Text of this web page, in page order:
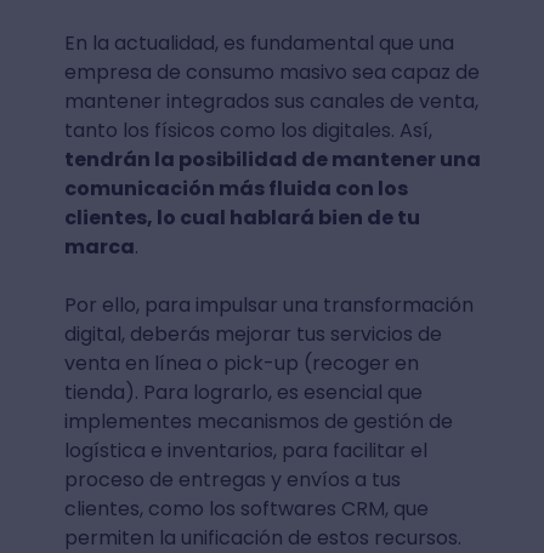
En la actualidad, es fundamental que una
empresa de consumo masivo sea capaz de
mantener integrados sus canales de venta,
tanto los físicos como los digitales. Así,
tendrán la posibilidad de mantener una
comunicación más fluida con los
clientes, lo cual hablará bien de tu
marca.
Por ello, para impulsar una transformación
digital, deberás mejorar tus servicios de
venta en línea o pick-up (recoger en
tienda). Para lograrlo, es esencial que
implementes mecanismos de gestión de
logística e inventarios, para facilitar el
proceso de entregas y envíos a tus
clientes, como los softwares CRM, que
permiten la unificación de estos recursos.